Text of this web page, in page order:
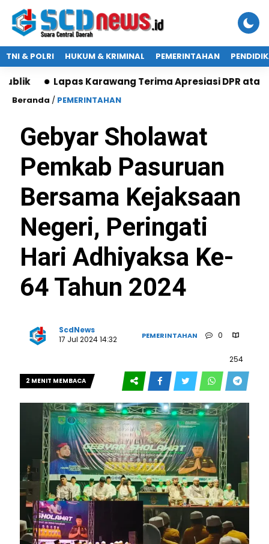
TNI & POLRI HUKUM & KRIMINAL PEMERINTAHAN
Lapas Karawang Terima Apresiasi DPR atas
Beranda / PEMERINTAHAN
Gebyar Sholawat
Pemkab Pasuruan
Bersama Kejaksaan
Negeri, Peringati
Hari Adhiyaksa Ke-
64 Tahun 2024
ScdNews
17 Jul 2024 14:32
PEMERINTAHAN 0
254
2 MENIT MEMBACA